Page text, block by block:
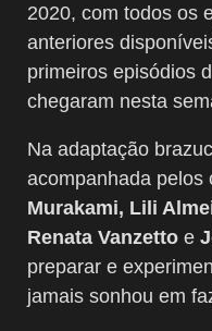
2020, com todos os
anteriores
primeiros episódios
chegaram nesta
Na adaptação
acompanhada pelos
Murakami, Lili
Renata Vanzetto e
preparar e
jamais sonhou em